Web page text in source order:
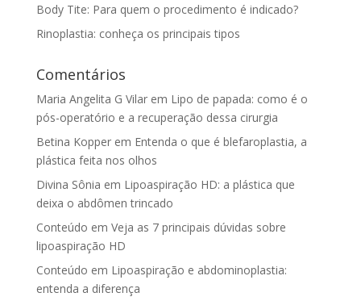
Body Tite: Para quem o procedimento é indicado?
Rinoplastia: conheça os principais tipos
Comentários
Maria Angelita G Vilarem Lipo de papada: como é o
pós-operatório e a recuperação dessa cirurgia
Betina Kopperem Entenda o que é blefaroplastia, a
plástica feita nos olhos
Divina Sônia em Lipoaspiração HD: a plástica que
deixa o abdômen trincado
Conteúdo em Veja as 7 principais dúvidas sobre
lipoaspiração HD
Conteúdo em Lipoaspiração e abdominoplastia:
entenda a diferença